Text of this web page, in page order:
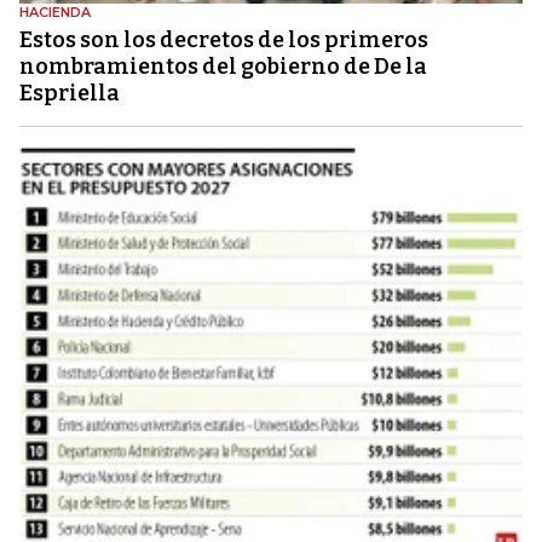
HACIENDA
Estos son los decretos de los primeros
nombramientos del gobierno de De la
Espriella